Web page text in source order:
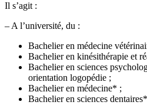
Il s’agit :
– A l’université, du :
Bachelier en médecine
Bachelier en kinésithérapie et
Bachelier en sciences
orientation logopédie ;
Bachelier en médecine* ;
Bachelier en sciences